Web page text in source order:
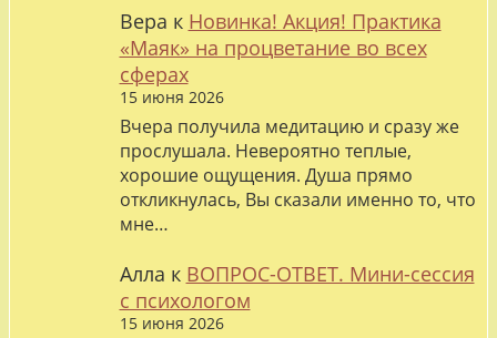
Вера к Новинка! Акция! Практика
«Маяк» на процветание во всех
сферах
15 июня 2026
Вчера получила медитацию и сразу же
прослушала. Невероятно теплые,
хорошие ощущения. Душа прямо
откликнулась, Вы сказали именно то, что
мне…
Алла к ВОПРОС-ОТВЕТ. Мини-сессия
с психологом
15 июня 2026